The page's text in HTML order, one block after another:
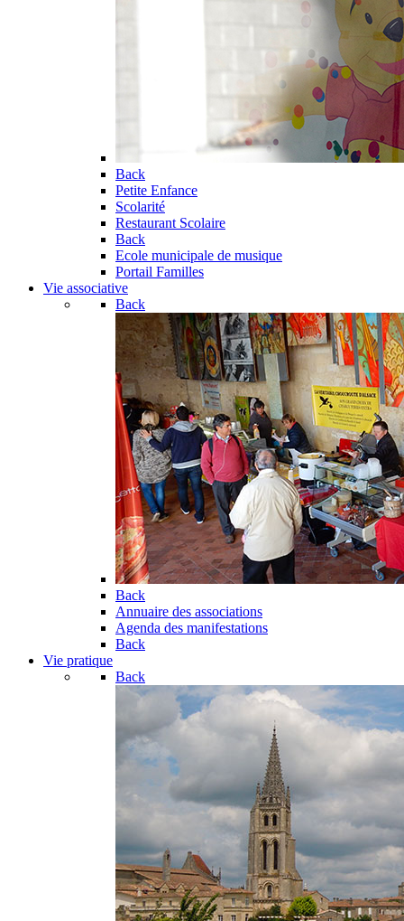
Back
Petite Enfance
Scolarité
Restaurant Scolaire
Back
Ecole municipale de musique
Portail Familles
Vie associative
Back
Back
Annuaire des associations
Agenda des manifestations
Back
Vie pratique
Back